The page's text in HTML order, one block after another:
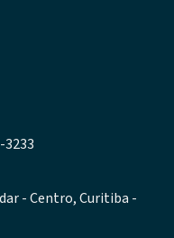
3233
- Centro, Curitiba -